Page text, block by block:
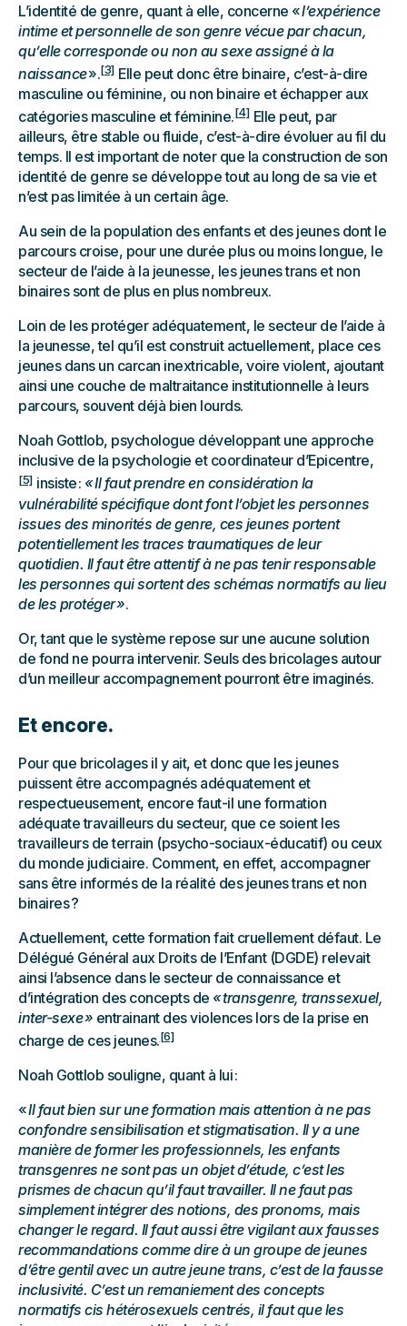
L’identité de genre, quant à elle, concerne «l’expérience
intime et personnelle de son genre vécue par chacun,
qu’elle corresponde ou non au sexe assigné à la
naissance».[3] Elle peut donc être binaire, c’est-à-dire
masculine ou féminine, ou non binaire et échapper aux
catégories masculine et féminine.[4] Elle peut, par
ailleurs, être stable ou fluide, c’est-à-dire évoluer au fil du
temps. Il est important de noter que la construction de son
identité de genre se développe tout au long de sa vie et
n’est pas limitée à un certain âge.
Au sein de la population des enfants et des jeunes dont le
parcours croise, pour une durée plus ou moins longue, le
secteur de l’aide à la jeunesse, les jeunes trans et non
binaires sont de plus en plus nombreux.
Loin de les protéger adéquatement, le secteur de l’aide à
la jeunesse, tel qu’il est construit actuellement, place ces
jeunes dans un carcan inextricable, voire violent, ajoutant
ainsi une couche de maltraitance institutionnelle à leurs
parcours, souvent déjà bien lourds.
Noah Gottlob, psychologue développant une approche
inclusive de la psychologie et coordinateur d’Epicentre,
[5] insiste : « Il faut prendre en considération la
vulnérabilité spécifique dont font l’objet les personnes
issues des minorités de genre, ces jeunes portent
potentiellement les traces traumatiques de leur
quotidien. Il faut être attentif à ne pas tenir responsable
les personnes qui sortent des schémas normatifs au lieu
de les protéger ».
Or, tant que le système repose sur une aucune solution
de fond ne pourra intervenir. Seuls des bricolages autour
d’un meilleur accompagnement pourront être imaginés.
Et encore.
Pour que bricolages il y ait, et donc que les jeunes
puissent être accompagnés adéquatement et
respectueusement, encore faut-il une formation
adéquate travailleurs du secteur, que ce soient les
travailleurs de terrain (psycho-sociaux-éducatif) ou ceux
du monde judiciaire. Comment, en effet, accompagner
sans être informés de la réalité des jeunes trans et non
binaires ?
Actuellement, cette formation fait cruellement défaut. Le
Délégué Général aux Droits de l’Enfant (DGDE) relevait
ainsi l’absence dans le secteur de connaissance et
d’intégration des concepts de « transgenre, transsexuel,
inter-sexe » entrainant des violences lors de la prise en
charge de ces jeunes.[6]
Noah Gottlob souligne, quant à lui :
«Il faut bien sur une formation mais attention à ne pas
confondre sensibilisation et stigmatisation. Il y a une
manière de former les professionnels, les enfants
transgenres ne sont pas un objet d’étude, c’est les
prismes de chacun qu’il faut travailler. Il ne faut pas
simplement intégrer des notions, des pronoms, mais
changer le regard. Il faut aussi être vigilant aux fausses
recommandations comme dire à un groupe de jeunes
d’être gentil avec un autre jeune trans, c’est de la fausse
inclusivité. C’est un remaniement des concepts
normatifs cis hétérosexuels centrés, il faut que les